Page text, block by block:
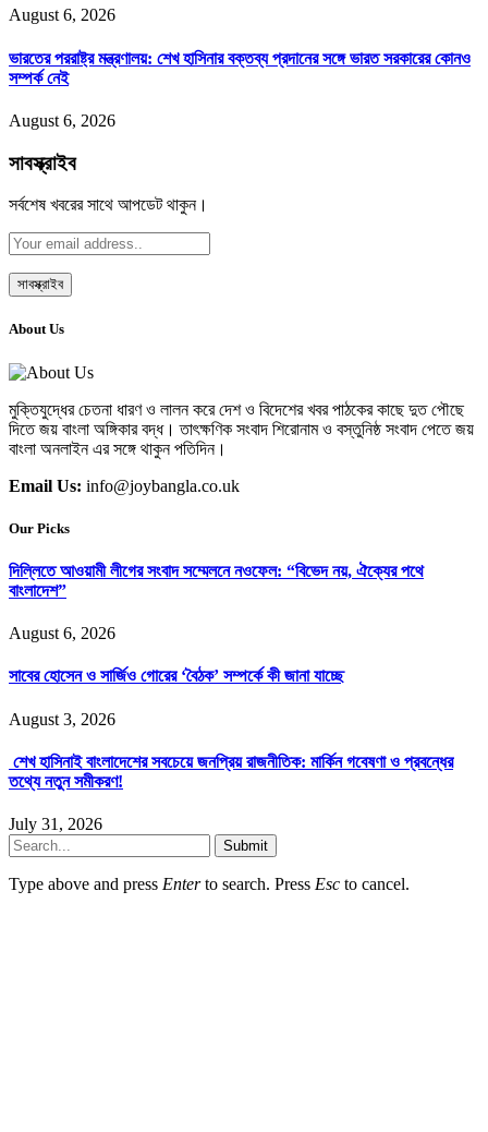
August 6, 2026
ভারতের পররাষ্ট্র মন্ত্রণালয়: শেখ হাসিনার বক্তব্য প্রদানের সঙ্গে ভারত সরকারের কোনও
সম্পর্ক নেই
August 6, 2026
সাবস্ক্রাইব
সর্বশেষ খবরের সাথে আপডেট থাকুন।
About Us
মুক্তিযুদ্ধের চেতনা ধারণ ও লালন করে দেশ ও বিদেশের খবর পাঠকের কাছে দুত পৌছে
দিতে জয় বাংলা অঙ্গিকার বদ্ধ। তাৎক্ষণিক সংবাদ শিরোনাম ও বস্তুনিষ্ঠ সংবাদ পেতে জয়
বাংলা অনলাইন এর সঙ্গে থাকুন পতিদিন।
Email Us: info@joybangla.co.uk
Our Picks
দিল্লিতে আওয়ামী লীগের সংবাদ সম্মেলনে নওফেল: “বিভেদ নয়, ঐক্যের পথে
বাংলাদেশ”
August 6, 2026
সাবের হোসেন ও সার্জিও গোরের ‘বৈঠক’ সম্পর্কে কী জানা যাচ্ছে
August 3, 2026
শেখ হাসিনাই বাংলাদেশের সবচেয়ে জনপ্রিয় রাজনীতিক: মার্কিন গবেষণা ও প্রবন্ধের
তথ্যে নতুন সমীকরণ!
July 31, 2026
Submit
Type above and press Enterto search. Press Esc to cancel.